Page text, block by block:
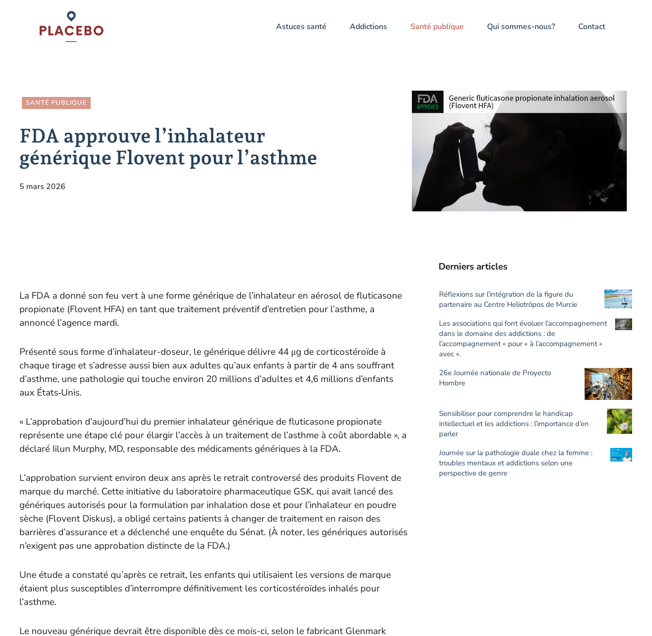
Astuces santé Addictions Santé publique Qui sommes-nous? Contact
SANTÉ PUBLIQUE
FDA approuve l’inhalateur
générique Flovent pour l’asthme
5 mars 2026
La FDA a donné son feu vert à une forme générique de l’inhalateur en aérosol de fluticasone
propionate (Flovent HFA) en tant que traitement préventif d’entretien pour l’asthme, a
annoncé l’agence mardi.
Présenté sous forme d’inhalateur-doseur, le générique délivre 44 μg de corticostéroïde à
chaque tirage et s’adresse aussi bien aux adultes qu’aux enfants à partir de 4 ans souffrant
d’asthme, une pathologie qui touche environ 20 millions d’adultes et 4,6 millions d’enfants
aux États‑Unis.
« L’approbation d’aujourd’hui du premier inhalateur générique de fluticasone propionate
représente une étape clé pour élargir l’accès à un traitement de l’asthme à coût abordable », a
déclaré Iilun Murphy, MD, responsable des médicaments génériques à la FDA.
L’approbation survient environ deux ans après le retrait controversé des produits Flovent de
marque du marché. Cette initiative du laboratoire pharmaceutique GSK, qui avait lancé des
génériques autorisés pour la formulation par inhalation dose et pour l’inhalateur en poudre
sèche (Flovent Diskus), a obligé certains patients à changer de traitement en raison des
barrières d’assurance et a déclenché une enquête du Sénat. (À noter, les génériques autorisés
n’exigent pas une approbation distincte de la FDA.)
Une étude a constaté qu’après ce retrait, les enfants qui utilisaient les versions de marque
étaient plus susceptibles d’interrompre définitivement les corticostéroïdes inhalés pour
l’asthme.
Le nouveau générique devrait être disponible dès ce mois-ci, selon le fabricant Glenmark
Derniers articles
Réflexions sur l’intégration de la figure du
partenaire au Centre Heliotrópos de Murcie
Les associations qui font évoluer l’accompagnement
dans le domaine des addictions : de
l’accompagnement « pour » à l’accompagnement «
avec ».
26e Journée nationale de Proyecto
Hombre
Sensibiliser pour comprendre le handicap
intellectuel et les addictions : l’importance d’en
parler
Journée sur la pathologie duale chez la femme :
troubles mentaux et addictions selon une
perspective de genre